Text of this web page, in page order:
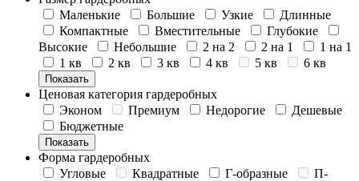
Маленькие
Большие Узкие
Длинные
Компактные
Вместительные
Глубокие
Высокие
Небольшие 2 на 2 2 на 1
1 на 1
1 кв
2 кв 3 кв 4 кв 5 кв 6 кв
Показать
Ценовая категория гардеробных
Эконом
Премиум Недорогие
Дешевые
Бюджетные
Показать
Форма гардеробных
Угловые
Квадратные Г-образные
П-